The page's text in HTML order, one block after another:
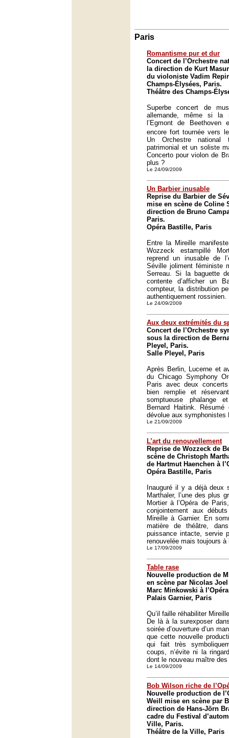
Paris
Romantisme pur et dur
Concert de l’Orchestre
la direction de Kurt
du violoniste Vadim
Champs-Élysées, Paris.
Théâtre des Champs-
Superbe concert de
allemande, même si la
l’Egmont de
encore fort tournée vers
Un Orchestre
patrimonial et un soliste
Concerto pour violon de
plus ?
Le 24/09/2009
Un Barbier inusable
Reprise du Barbier de
mise en scène de Coline
direction de Bruno
Paris.
Opéra Bastille, Paris
Entre la Mireille
Wozzeck estampillé
reprend un inusable de
Séville joliment féministe
Serreau. Si la baguette
contente d’afficher un
compteur, la distribution
authentiquement rossinien.
Le 24/09/2009
Aux deux extrémités du
Concert de l’Orchestre
sous la direction de
Pleyel, Paris.
Salle Pleyel, Paris
Après Berlin, Lucerne et
du Chicago Symphony
Paris avec deux
bien remplie et
somptueuse phalange
Bernard Haitink.
dévolue aux symphonistes
Le 21/09/2009
L’art du renouvellement
Reprise de Wozzeck de
scène de Christoph
de Hartmut Haenchen à
Opéra Bastille, Paris
Inauguré il y a déjà deux
Marthaler, l’une des plus
Mortier à l’Opéra de
conjointement aux
Mireille à Garnier. En
matière de théâtre,
puissance intacte, servie
renouvelée mais toujours à
Le 17/09/2009
Table rase
Nouvelle production de
en scène par Nicolas
Marc Minkowski à
Palais Garnier, Paris
Qu’il faille réhabiliter
De là à la surexposer
soirée d’ouverture d’un
que cette nouvelle
qui fait très
coups, n’évite ni la
dont le nouveau maître
Le 14/09/2009
Bob Wilson riche de
Nouvelle production de
Weill mise en scène par
direction de Hans-Jörn
cadre du Festival
Ville, Paris.
Théâtre de la Ville, Paris